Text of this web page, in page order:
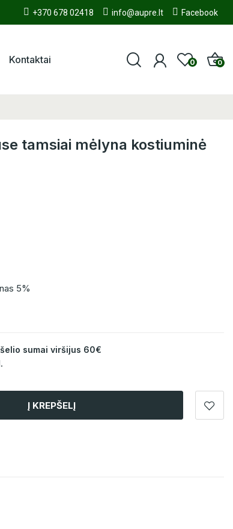
+370 678 02418 info@aupre.lt Facebook
Kontaktai 0 0
tamsiai mėlyna kostiuminė
5%
sumai viršijus 60€
Į KREPŠELĮ